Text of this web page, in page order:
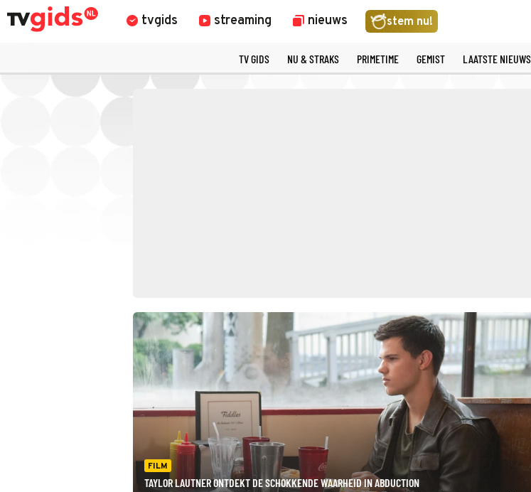
tvgids streaming nieuws stem nu!
TV GIDS NU & STRAKS PRIMETIME GEMIST LAATSTE NIEUWS
FILM
TAYLOR LAUTNER ONTDEKT DE SCHOKKENDE WAARHEID IN ABDUCTION